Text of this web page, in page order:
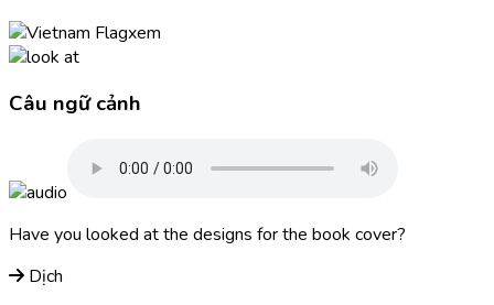
xem
Câu ngữ cảnh
Have you looked at the designs for the book cover?
Dịch